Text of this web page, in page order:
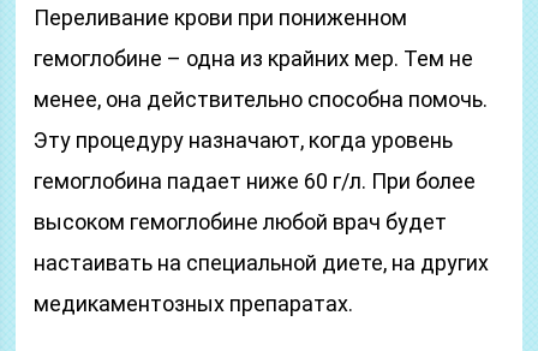
Переливание крови при пониженном
гемоглобине – одна из крайних мер. Тем не
менее, она действительно способна помочь.
Эту процедуру назначают, когда уровень
гемоглобина падает ниже 60 г/л. При более
высоком гемоглобине любой врач будет
настаивать на специальной диете, на других
медикаментозных препаратах.